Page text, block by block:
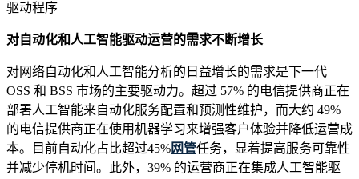
驱动程序
对自动化和人工智能驱动运营的需求不断增长
对网络自动化和人工智能分析的日益增长的需求是下一代
OSS 和 BSS 市场的主要驱动力。超过 57% 的电信提供商正在
部署人工智能来自动化服务配置和预测性维护，而大约 49%
的电信提供商正在使用机器学习来增强客户体验并降低运营成
本。目前自动化占比超过45%网管任务，显着提高服务可靠性
并减少停机时间。此外，39% 的运营商正在集成人工智能驱